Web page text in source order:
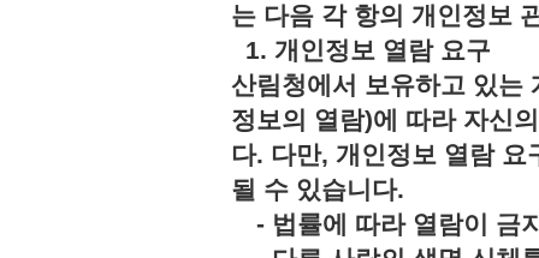
는 다음 각 항의 개인정보
1. 개인정보 열람 요구
산림청에서 보유하고 있는
정보의 열람)에 따라 자신
다. 다만, 개인정보 열람
될 수 있습니다.
- 법률에 따라 열람이